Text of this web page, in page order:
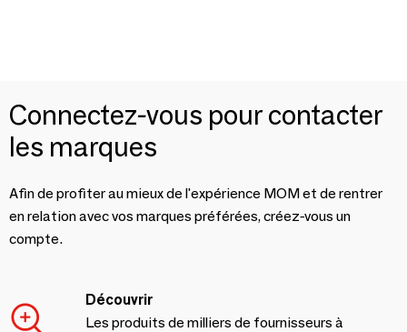
Connectez-vous pour contacter
les marques
Afin de profiter au mieux de l'expérience MOM et de rentrer
en relation avec vos marques préférées, créez-vous un
compte.
Découvrir
Les produits de milliers de fournisseurs à